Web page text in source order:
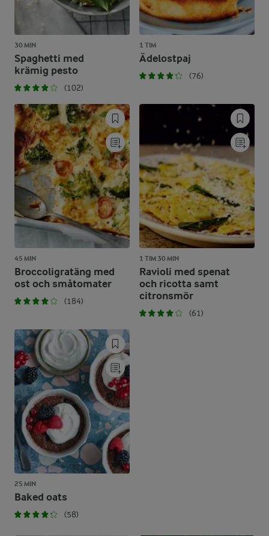
30 MIN
Spaghetti med
krämig pesto
(102)
1 TIM
Ädelostpaj
(76)
45 MIN
Broccoligratäng med
ost och småtomater
(184)
1 TIM 30 MIN
Ravioli med spenat
och ricotta samt
citronsmör
(61)
25 MIN
Baked oats
(58)